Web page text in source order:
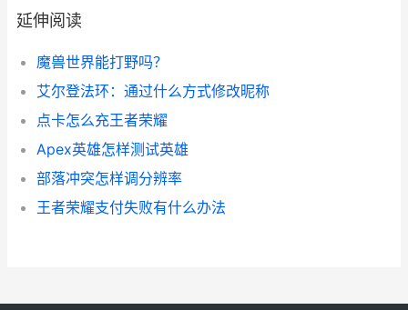
延伸阅读
魔兽世界能打野吗？
艾尔登法环：通过什么方式修改昵称
点卡怎么充王者荣耀
Apex英雄怎样测试英雄
部落冲突怎样调分辨率
王者荣耀支付失败有什么办法